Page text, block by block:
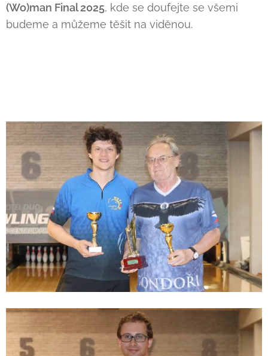
(Wo)man Final 2025, kde se doufejte se všemi
budeme a můžeme těšit na viděnou.